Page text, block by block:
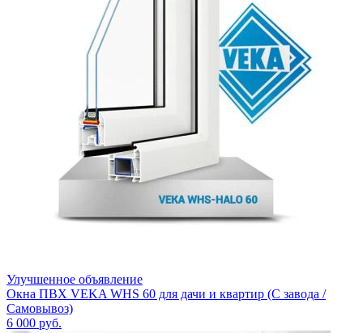
Улучшенное объявление
Окна ПВХ VEKA WHS 60 для дачи и квартир (С завода /
Самовывоз)
6 000 руб.